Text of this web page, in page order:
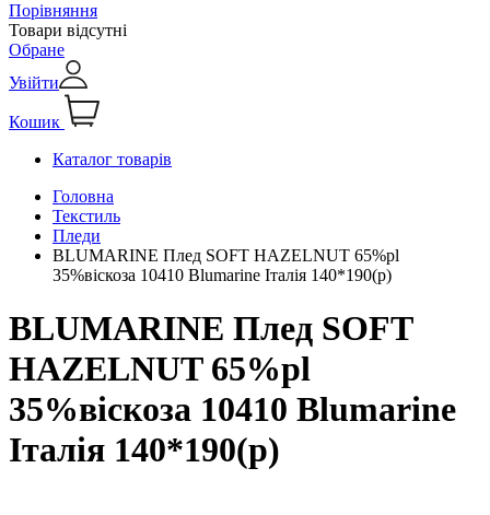
Порівняння
Товари відсутні
Обране
Увійти
Кошик
Каталог товарів
Головна
Текстиль
Пледи
BLUMARINE Плед SOFT HAZELNUT 65%pl
35%віскоза 10410 Blumarine Італія 140*190(р)
BLUMARINE Плед SOFT
HAZELNUT 65%pl
35%віскоза 10410 Blumarine
Італія 140*190(р)